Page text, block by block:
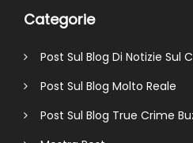
Categorie
Post Sul Blog Di Notizie Sul
Post Sul Blog Molto Reale
Post Sul Blog True Crime